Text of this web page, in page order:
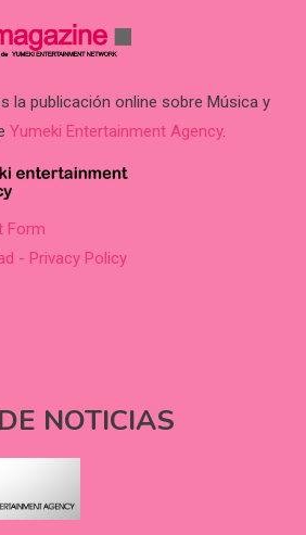
la publicación online sobre Música y
Yumeki Entertainment Agency.
Form
- Privacy Policy
NOTICIAS